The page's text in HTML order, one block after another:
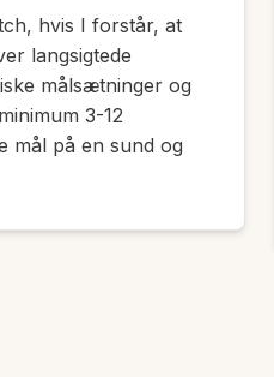
hvis I forstår, at
langsigtede
målsætninger og
3-12
mål på en sund og